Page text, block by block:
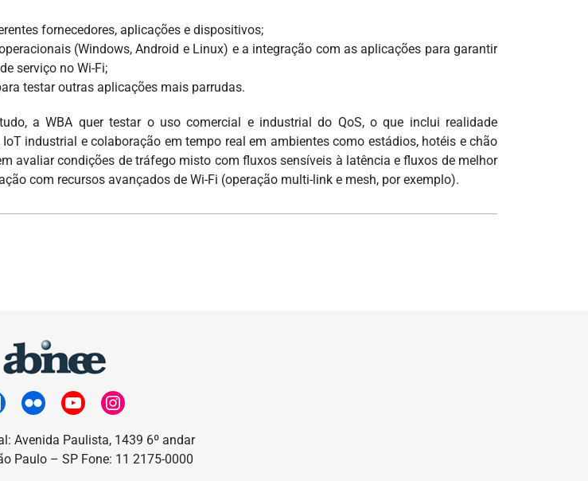
fornecedores, aplicações e dispositivos;
(Windows, Android e Linux) e a integração com as aplicações para garantir
serviço no Wi-Fi;
testar outras aplicações mais parrudas.
a WBA quer testar o uso comercial e industrial do QoS, o que inclui realidade
industrial e colaboração em tempo real em ambientes como estádios, hotéis e chão
avaliar condições de tráfego misto com fluxos sensíveis à latência e fluxos de melhor
com recursos avançados de Wi-Fi (operação multi-link e mesh, por exemplo).
Avenida Paulista, 1439 6º andar
Paulo – SP Fone: 11 2175-0000